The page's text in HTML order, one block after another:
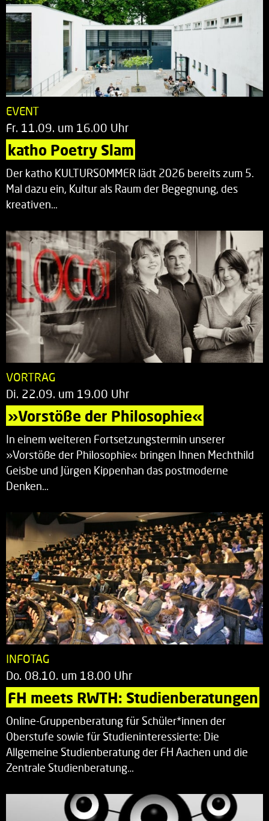
EVENT
Fr. 11.09. um 16.00 Uhr
katho Poetry Slam
Der katho KULTURSOMMER lädt 2026 bereits zum 5.
Mal dazu ein, Kultur als Raum der Begegnung, des
kreativen…
VORTRAG
Di. 22.09. um 19.00 Uhr
»Vorstöße der Philosophie«
In einem weiteren Fortsetzungstermin unserer
»Vorstöße der Philosophie« bringen Ihnen Mechthild
Geisbe und Jürgen Kippenhan das postmoderne
Denken…
INFOTAG
Do. 08.10. um 18.00 Uhr
FH meets RWTH: Studienberatungen
Online-Gruppenberatung für Schüler*innen der
Oberstufe sowie für Studieninteressierte: Die
Allgemeine Studienberatung der FH Aachen und die
Zentrale Studienberatung…